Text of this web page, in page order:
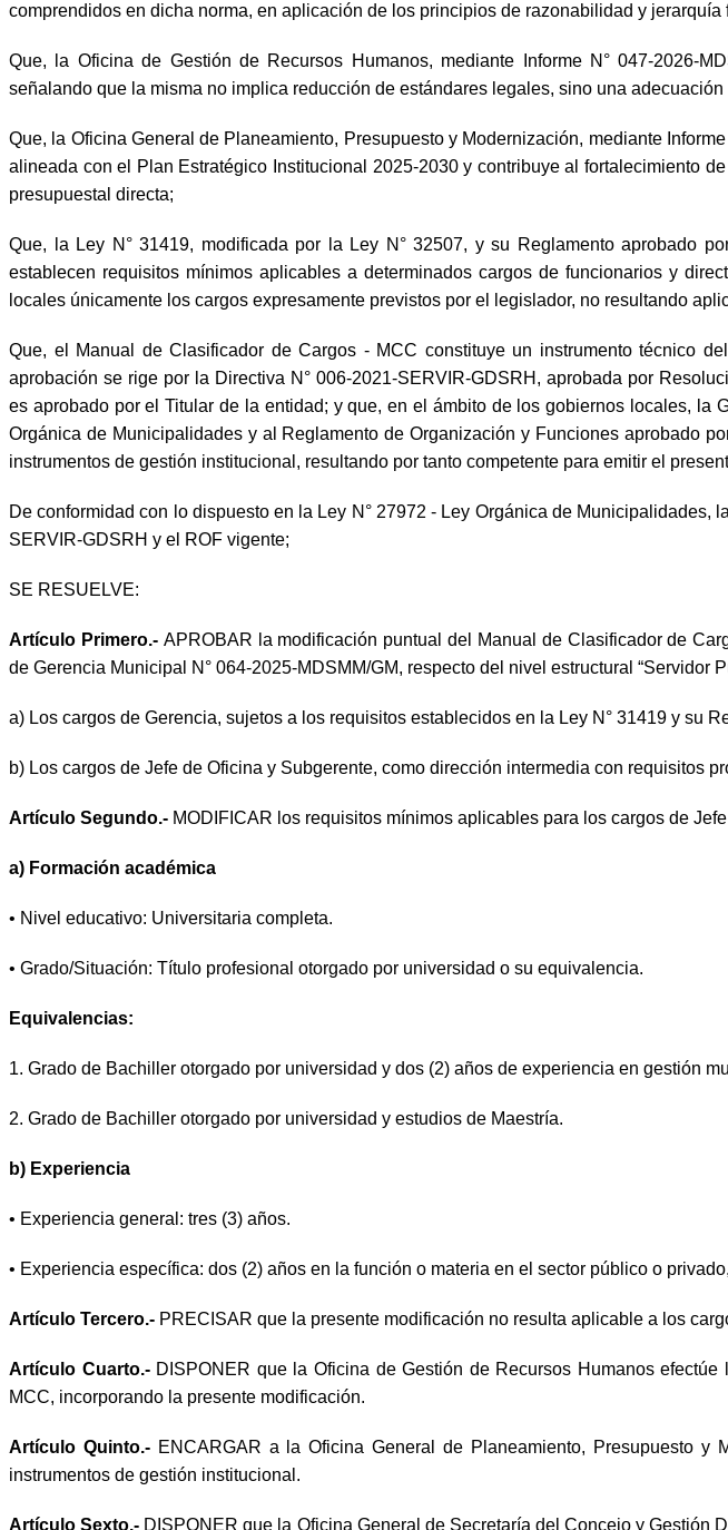
comprendidos en dicha norma, en aplicación de los principios de razonabilidad y jerarquía
Que, la Oficina de Gestión de Recursos Humanos, mediante Informe N° 047-2026-
señalando que la misma no implica reducción de estándares legales, sino una
Que, la Oficina General de Planeamiento, Presupuesto y Modernización, mediante
alineada con el Plan Estratégico Institucional 2025-2030 y contribuye al fortalecimiento
presupuestal directa;
Que, la Ley N° 31419, modificada por la Ley N° 32507, y su Reglamento aprobado
establecen requisitos mínimos aplicables a determinados cargos de funcionarios y
locales únicamente los cargos expresamente previstos por el legislador, no resultando
Que, el Manual de Clasificador de Cargos - MCC constituye un instrumento técnico
aprobación se rige por la Directiva N° 006-2021-SERVIR-GDSRH, aprobada por
es aprobado por el Titular de la entidad; y que, en el ámbito de los gobiernos locales,
Orgánica de Municipalidades y al Reglamento de Organización y Funciones aprobado
instrumentos de gestión institucional, resultando por tanto competente para emitir el
De conformidad con lo dispuesto en la Ley N° 27972 - Ley Orgánica de Municipalidades,
SERVIR-GDSRH y el ROF vigente;
SE RESUELVE:
Artículo Primero.- APROBAR la modificación puntual del Manual de Clasificador de
de Gerencia Municipal N° 064-2025-MDSMM/GM, respecto del nivel estructural “Servidor
a) Los cargos de Gerencia, sujetos a los requisitos establecidos en la Ley N° 31419 y su
b) Los cargos de Jefe de Oficina y Subgerente, como dirección intermedia con requisitos
Artículo Segundo.- MODIFICAR los requisitos mínimos aplicables para los cargos de
a) Formación académica
• Nivel educativo: Universitaria completa.
• Grado/Situación: Título profesional otorgado por universidad o su equivalencia.
Equivalencias:
1. Grado de Bachiller otorgado por universidad y dos (2) años de experiencia en gestión
2. Grado de Bachiller otorgado por universidad y estudios de Maestría.
b) Experiencia
• Experiencia general: tres (3) años.
• Experiencia específica: dos (2) años en la función o materia en el sector público o
Artículo Tercero.- PRECISAR que la presente modificación no resulta aplicable a los
Artículo Cuarto.- DISPONER que la Oficina de Gestión de Recursos Humanos
MCC, incorporando la presente modificación.
Artículo Quinto.- ENCARGAR a la Oficina General de Planeamiento, Presupuesto
instrumentos de gestión institucional.
Artículo Sexto.- DISPONER que la Oficina General de Secretaría del Concejo y